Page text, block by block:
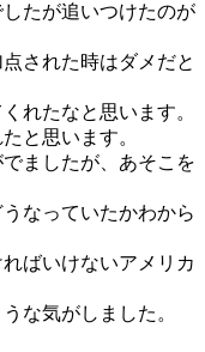
たが追いつけたのが
された時はダメだと
れたなと思います。
と思います。
ましたが、あそこを
なっていたかわから
ばいけないアメリカ
な気がしました。